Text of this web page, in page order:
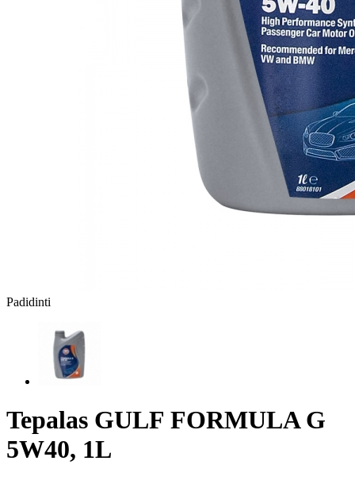
Padidinti
Tepalas GULF FORMULA G
5W40, 1L